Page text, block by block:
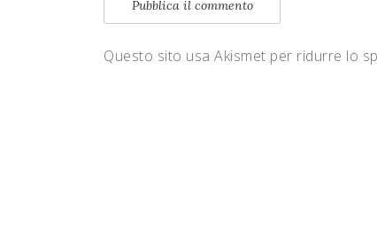
Questo sito usa Akismet per ridurre lo